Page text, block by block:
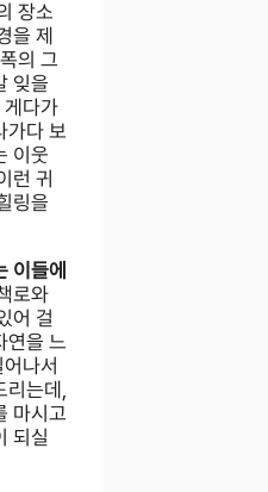
장소
을 제
의 그
잊을
게다가
가다 보
이웃
런 귀
링을
이들에
로와
어 걸
연을 느
나서
리는데,
마시고
되실